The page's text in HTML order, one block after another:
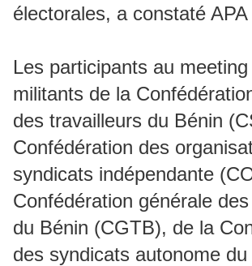
électorales, a constaté APA
Les participants au
militants de la
des travailleurs du Bénin
Confédération des
syndicats indépendante
Confédération générale
du Bénin (CGTB), de la
des syndicats autonome du